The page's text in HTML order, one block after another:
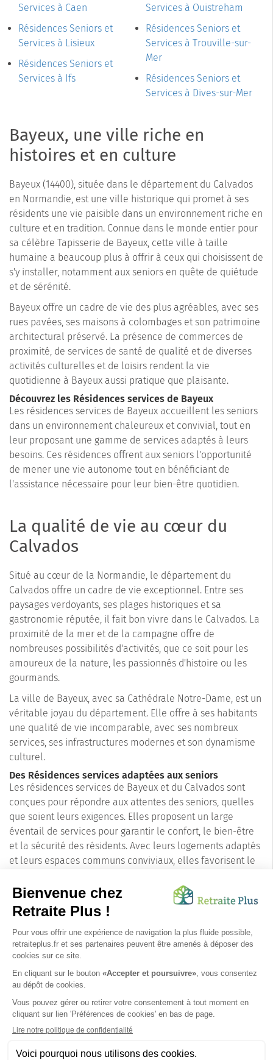
Services à Caen
Résidences Seniors et
Services à Lisieux
Résidences Seniors et
Services à Ifs
Services à Ouistreham
Résidences Seniors et
Services à Trouville-sur-
Mer
Résidences Seniors et
Services à Dives-sur-Mer
Bayeux, une ville riche en
histoires et en culture
Bayeux (14400), située dans le département du Calvados
en Normandie, est une ville historique qui promet à ses
résidents une vie paisible dans un environnement riche en
culture et en tradition. Connue dans le monde entier pour
sa célèbre Tapisserie de Bayeux, cette ville à taille
humaine a beaucoup plus à offrir à ceux qui choisissent de
s'y installer, notamment aux seniors en quête de quiétude
et de sérénité.
Bayeux offre un cadre de vie des plus agréables, avec ses
rues pavées, ses maisons à colombages et son patrimoine
architectural préservé. La présence de commerces de
proximité, de services de santé de qualité et de diverses
activités culturelles et de loisirs rendent la vie
quotidienne à Bayeux aussi pratique que plaisante.
Découvrez les Résidences services de Bayeux
Les résidences services de Bayeux accueillent les seniors
dans un environnement chaleureux et convivial, tout en
leur proposant une gamme de services adaptés à leurs
besoins. Ces résidences offrent aux seniors l'opportunité
de mener une vie autonome tout en bénéficiant de
l'assistance nécessaire pour leur bien-être quotidien.
La qualité de vie au cœur du
Calvados
Situé au cœur de la Normandie, le département du
Calvados offre un cadre de vie exceptionnel. Entre ses
paysages verdoyants, ses plages historiques et sa
gastronomie réputée, il fait bon vivre dans le Calvados. La
proximité de la mer et de la campagne offre de
nombreuses possibilités d'activités, que ce soit pour les
amoureux de la nature, les passionnés d'histoire ou les
gourmands.
La ville de Bayeux, avec sa Cathédrale Notre-Dame, est un
véritable joyau du département. Elle offre à ses habitants
une qualité de vie incomparable, avec ses nombreux
services, ses infrastructures modernes et son dynamisme
culturel.
Des Résidences services adaptées aux seniors
Les résidences services de Bayeux et du Calvados sont
conçues pour répondre aux attentes des seniors, quelles
que soient leurs exigences. Elles proposent un large
éventail de services pour garantir le confort, le bien-être
et la sécurité des résidents. Avec leurs logements adaptés
et leurs espaces communs conviviaux, elles favorisent le
pleinement de leur retraite.
En choisissant une résidence service à Bayeux, vos
stimulant, dans une ville riche d'histoire et dotée de toutes
les commodités nécessaires à une vie confortable et
épanouissante.
SUIVEZ-NOUS SUR :